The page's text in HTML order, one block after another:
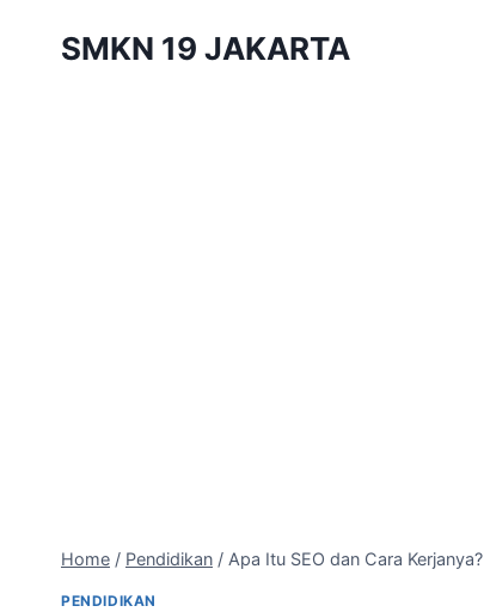
SMKN 19 JAKARTA
Home / Pendidikan / Apa Itu SEO dan Cara Kerjanya?
PENDIDIKAN